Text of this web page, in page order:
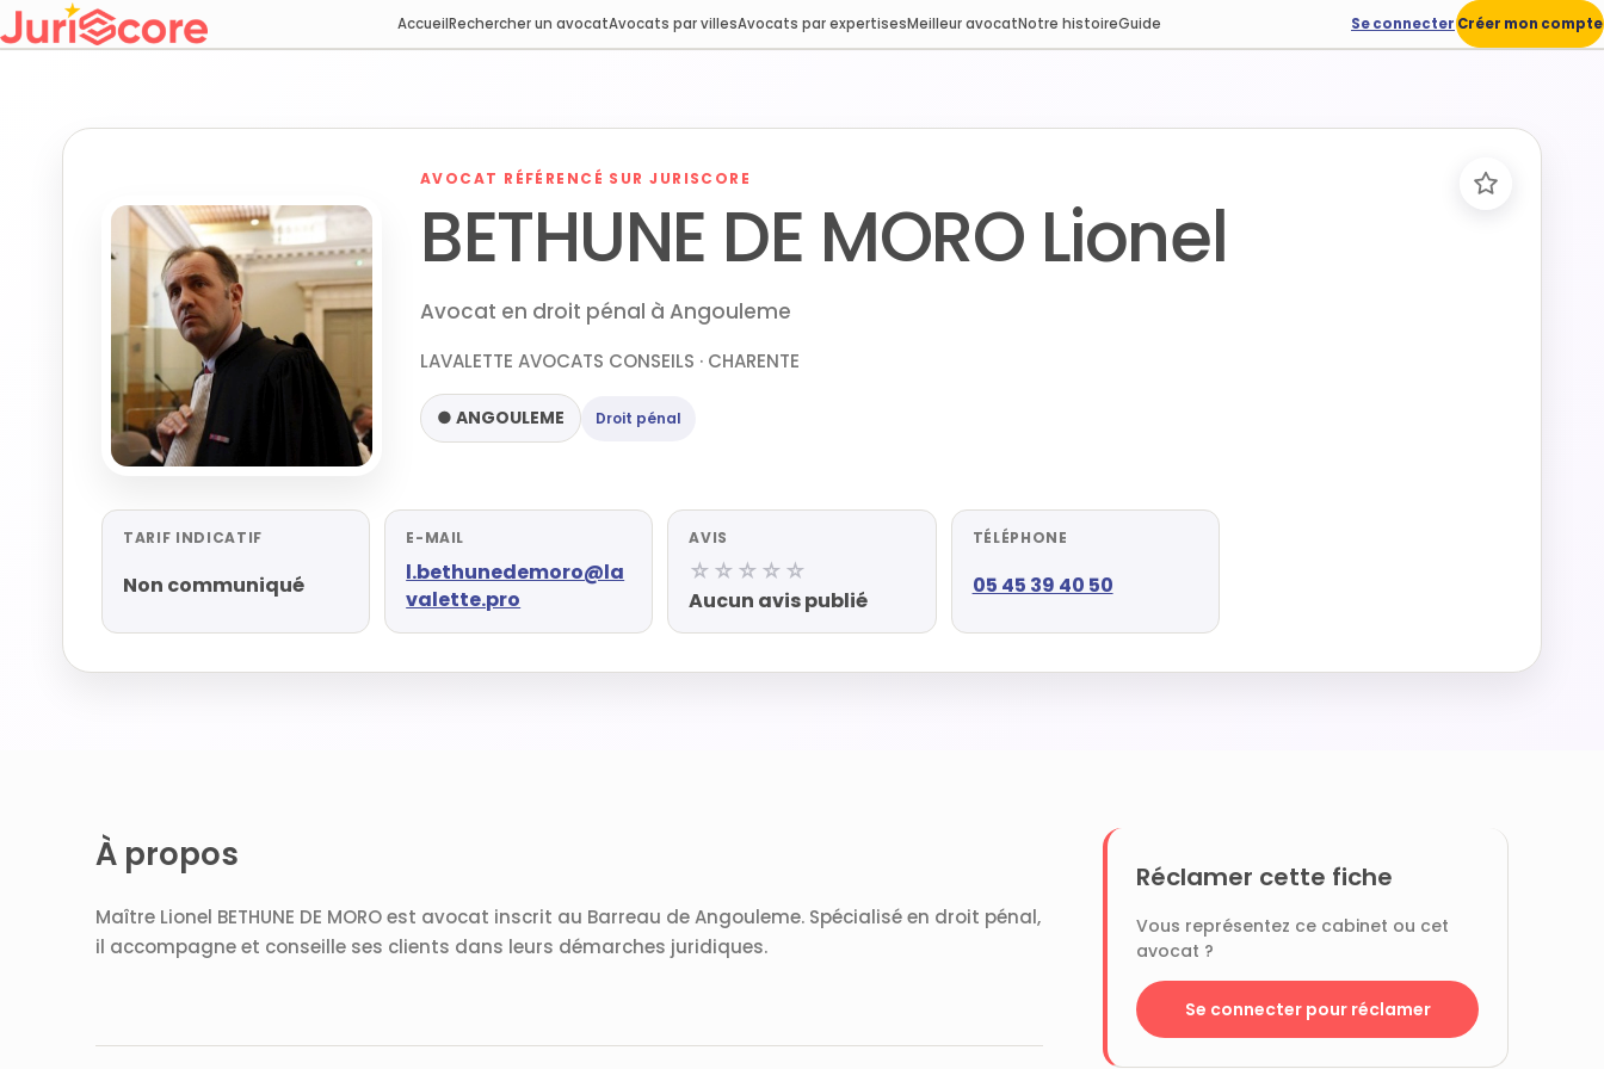
AccueilRechercher un avocatAvocats par villesAvocats par expertisesMeilleur avocatNotre histoireGuide Se connecter Créer mon compte
AVOCAT RÉFÉRENCÉ SUR JURISCORE
BETHUNE DE MORO Lionel
Avocat en droit pénal à Angouleme
LAVALETTE AVOCATS CONSEILS · CHARENTE
● ANGOULEME Droit pénal
TARIF INDICATIF
Non communiqué
E-MAIL
l.bethunedemoro@la
valette.pro
AVIS
☆☆☆☆☆
Aucun avis publié
TÉLÉPHONE
05 45 39 40 50
À propos
Maître Lionel BETHUNE DE MORO est avocat inscrit au Barreau de Angouleme. Spécialisé en droit pénal,
il accompagne et conseille ses clients dans leurs démarches juridiques.
Réclamer cette fiche
Vous représentez ce cabinet ou cet
avocat ?
Se connecter pour réclamer